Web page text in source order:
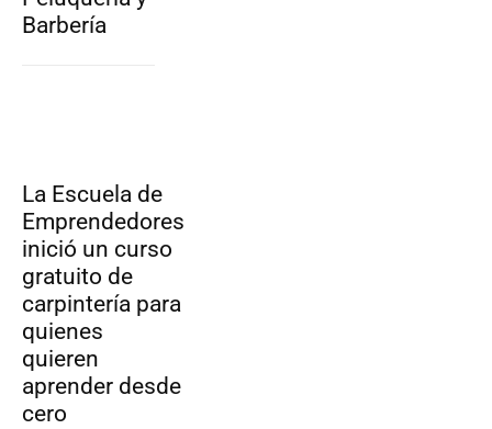
Barbería
La Escuela de
Emprendedores
inició un curso
gratuito de
carpintería para
quienes
quieren
aprender desde
cero